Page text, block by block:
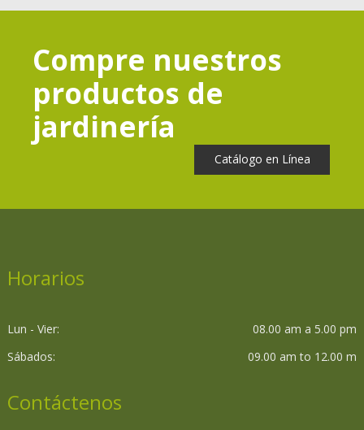
Compre nuestros
productos de
jardinería
Catálogo en Línea
Horarios
Lun - Vier:
08.00 am a 5.00 pm
Sábados:
09.00 am to 12.00 m
Contáctenos